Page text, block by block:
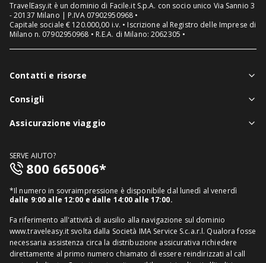
TravelEasy.it è un dominio di Facile.it S.p.A. con socio unico Via Sannio 3
- 20137 Milano | P.IVA 07902950968 •
Capitale sociale € 120.000,00 i.v. • Iscrizione al Registro delle Imprese di
Milano n. 07902950968 • R.E.A. di Milano: 2062305 •
Contatti e risorse
Chi siamo
FAQ
Mappa del sito
Informativa distributore
Consigli
Notizie viaggi
Assicurazione viaggio
Assicurazione viaggio annuale
Assicurazione medico sanitaria
Assicurazione viaggio USA
Assicurazione viaggio Thailandia
Assicurazione viaggio Cuba
SERVE AIUTO?
800 665006*
*Il numero in sovraimpressione è disponibile dal lunedì al venerdì
dalle 9:00 alle 12:00 e dalle 14:00 alle 17:00.
Fa riferimento all'attività di ausilio alla navigazione sul dominio
www.traveleasy.it svolta dalla Società IMA Service S.c.a.r.l. Qualora fosse
necessaria assistenza circa la distribuzione assicurativa richiedere
direttamente al primo numero chiamato di essere reindirizzati al call